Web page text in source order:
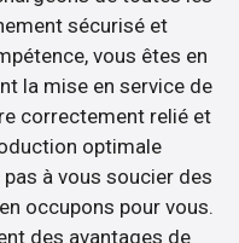
sécurisé et
vous êtes en
la mise en service de
correctement relié et
optimale
pas à vous soucier des
occupons pour vous.
des avantages de